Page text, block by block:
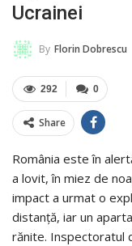
Ucrainei
By Florin Dobrescu
0
292
Share
România este în
a lovit, în miez de
impact a urmat o
distanță, iar un
rănite. Inspectoratul